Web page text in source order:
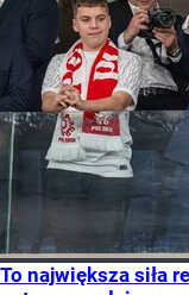
To największa siła